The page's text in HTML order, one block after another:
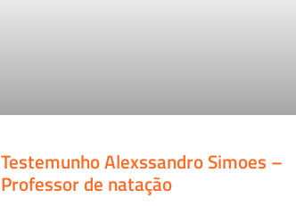
Testemunho Alexssandro Simoes –
Professor de natação